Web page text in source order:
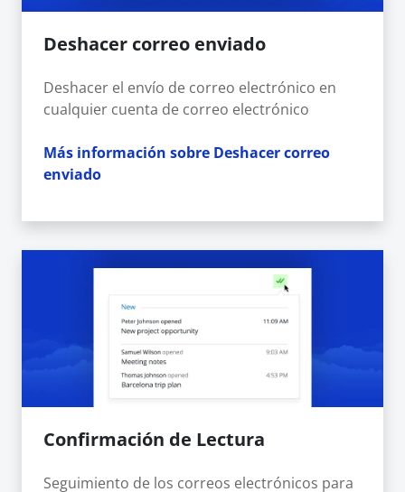
Deshacer correo enviado
Deshacer el envío de correo electrónico en
cualquier cuenta de correo electrónico
Más información sobre Deshacer correo
enviado
Confirmación de Lectura
Seguimiento de los correos electrónicos para